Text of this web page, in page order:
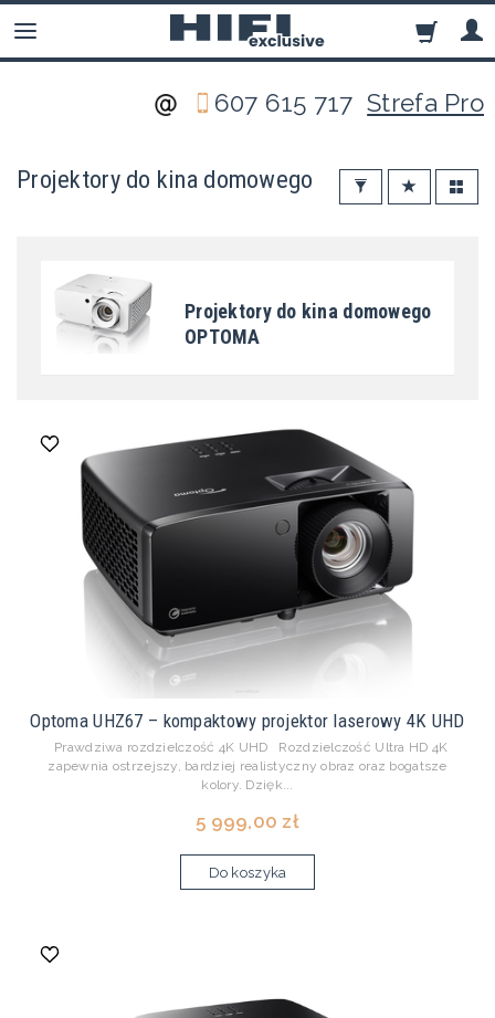
607 615 717Strefa Pro
Projektory do kina domowego
Projektory do kina domowego
OPTOMA
Optoma UHZ67 – kompaktowy projektor laserowy 4K UHD
Prawdziwa rozdzielczość 4K UHD Rozdzielczość Ultra HD 4K
zapewnia ostrzejszy, bardziej realistyczny obraz oraz bogatsze
kolory. Dzięk...
5 999,00 zł
Do koszyka